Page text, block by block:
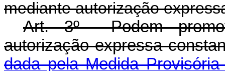
mediante autorização
Art. 3º Podem
autorização expressa
dada pela Medida